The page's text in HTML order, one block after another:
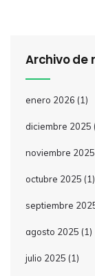
Archivo de
enero 2026 (1)
diciembre 2025
noviembre 2025
octubre 2025 (1)
septiembre
agosto 2025 (1)
julio 2025 (1)